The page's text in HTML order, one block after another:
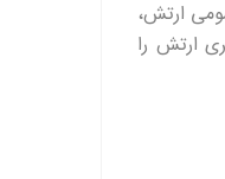
ارتش،
ارتش را